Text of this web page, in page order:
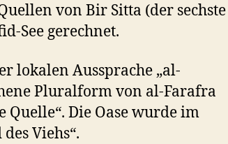
von Bir Sitta (der sechste
See gerechnet.
lokalen Aussprache „al-
Pluralform von al-Farafra
Quelle“. Die Oase wurde im
Viehs“.